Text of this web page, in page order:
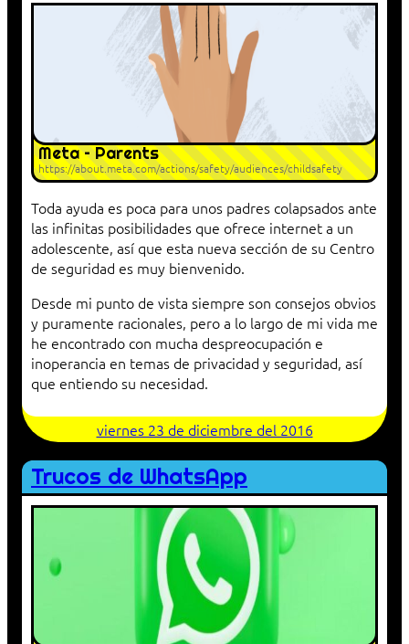
Meta – Parents
https://about.meta.com/actions/safety/audiences/childsafety
Toda ayuda es poca para unos padres colapsados ante
las infinitas posibilidades que ofrece internet a un
adolescente, así que esta nueva sección de su Centro
de seguridad es muy bienvenido.
Desde mi punto de vista siempre son consejos obvios
y puramente racionales, pero a lo largo de mi vida me
he encontrado con mucha despreocupación e
inoperancia en temas de privacidad y seguridad, así
que entiendo su necesidad.
viernes 23 de diciembre del 2016
Trucos de WhatsApp